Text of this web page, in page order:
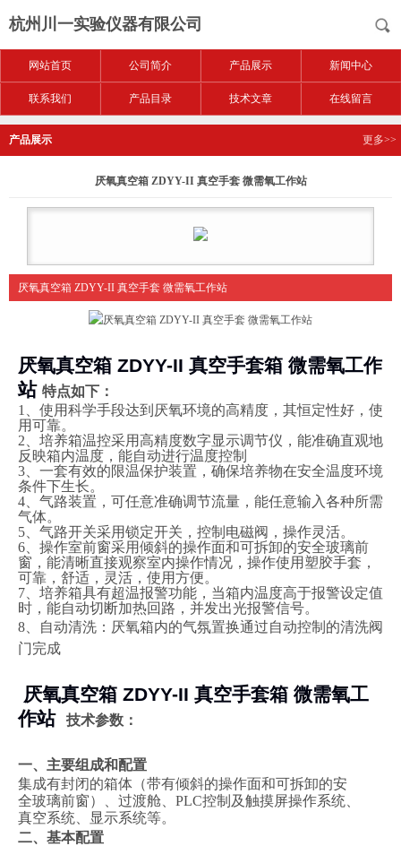
杭州川一实验仪器有限公司
网站首页 公司简介 产品展示 新闻中心
联系我们 产品目录 技术文章 在线留言
产品展示 更多>>
厌氧真空箱 ZDYY-II 真空手套 微需氧工作站
厌氧真空箱 ZDYY-II 真空手套 微需氧工作站
厌氧真空箱 ZDYY-II 真空手套箱 微需氧工作
站 特点如下 ：
1、使用科学手段达到厌氧环境的高精度，其恒定性好，使
用可靠。
2、培养箱温控采用高精度数字显示调节仪，能准确直观地
反映箱内温度，能自动进行温度控制
3、一套有效的限温保护装置，确保培养物在安全温度环境
条件下生长。
4、气路装置，可任意准确调节流量，能任意输入各种所需
气体。
5、气路开关采用锁定开关，控制电磁阀，操作灵活。
6、操作室前窗采用倾斜的操作面和可拆卸的安全玻璃前
窗，能清晰直接观察室内操作情况，操作使用塑胶手套，
可靠，舒适，灵活，使用方便。
7、培养箱具有超温报警功能，当箱内温度高于报警设定值
时，能自动切断加热回路，并发出光报警信号。
8、自动清洗： 厌氧箱内的气氛置换通过自动控制的清洗阀
门完成
厌氧真空箱 ZDYY-II 真空手套箱 微需氧工
作站
技术参数：
一、 主要组成和配置
集成有封闭的箱体（带有倾斜的操作面和可拆卸的安
全玻璃前窗）、过渡舱、PLC控制及触摸屏操作系统、
真空系统、显示系统等。
二、 基本配置